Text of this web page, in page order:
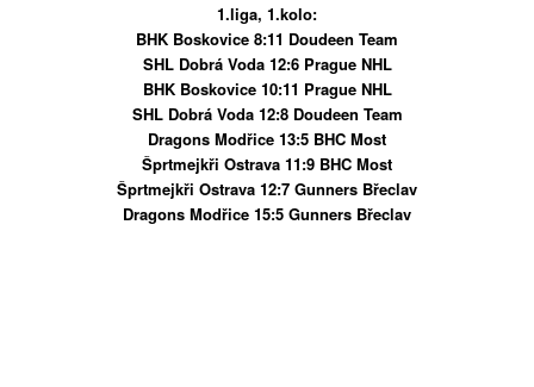
1.liga, 1.kolo:
BHK Boskovice 8:11 Doudeen Team
SHL Dobrá Voda 12:6 Prague NHL
BHK Boskovice 10:11 Prague NHL
SHL Dobrá Voda 12:8 Doudeen Team
Dragons Modřice 13:5 BHC Most
Šprtmejkři Ostrava 11:9 BHC Most
Šprtmejkři Ostrava 12:7 Gunners Břeclav
Dragons Modřice 15:5 Gunners Břeclav